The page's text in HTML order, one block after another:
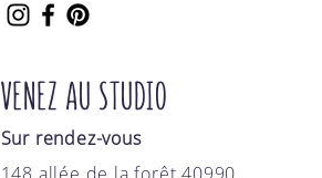
VENEZ AU STUDIO
Sur rendez-vous